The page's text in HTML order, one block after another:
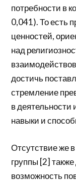
потребности в
0,041). То есть
ценностей,
над
достичь
стремление
в деятельности
навыки и
Отсутствие же
группы [2]
возможность